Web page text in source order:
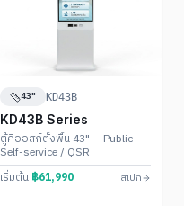
43" KD43B
KD43B Series
ตู้คีออสก์ตั้งพื้น 43" — Public
Self-service / QSR
เริ่มต้น ฿61,990 สเปก